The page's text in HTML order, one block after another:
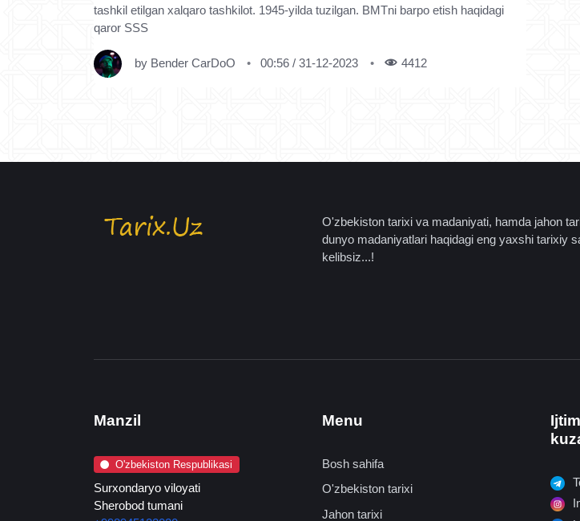
tashkil etilgan xalqaro tashkilot. 1945-yilda tuzilgan. BMTni barpo etish haqidagi
qaror SSS
by Bender CarDoO 00:56 / 31-12-2023 4412
O'zbekiston tarixi va madaniyati, hamda jahon
dunyo madaniyatlari haqidagi eng yaxshi tarixiy
kelibsiz...!
Manzil
O'zbekiston Respublikasi
Surxondaryo viloyati
Sherobod tumani
Menu
Bosh sahifa
O'zbekiston tarixi
Jahon tarixi